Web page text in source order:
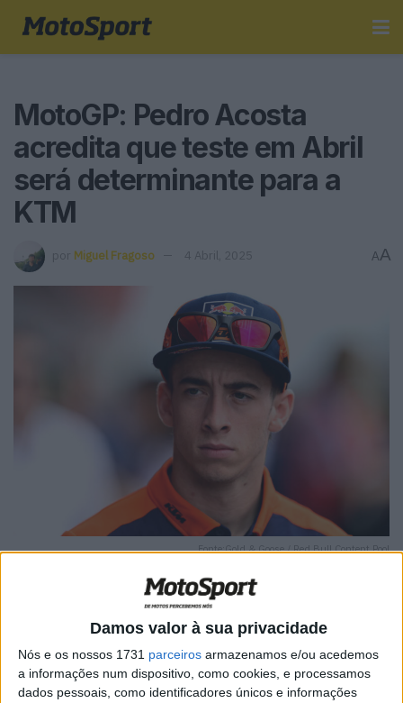
Damos valor à sua privacidade
Nós e os nossos 1731 parceiros armazenamos e/ou acedemos
a informações num dispositivo, como cookies, e processamos
dados pessoais, como identificadores únicos e informações
MotoGP: Pedro Acosta
acredita que teste em Abril
será determinante para a
KTM
por Miguel Fragoso 4 Abril, 2025 AA
Fonte:Gold & Goose / Red Bull Content Pool
🔊 Ouvir artigo
Pedro Acosta apontou o teste de MotoGP do final do mês